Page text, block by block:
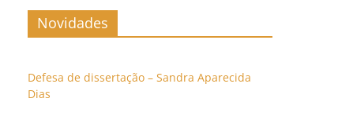
Novidades
Defesa de dissertação – Sandra Aparecida
Dias